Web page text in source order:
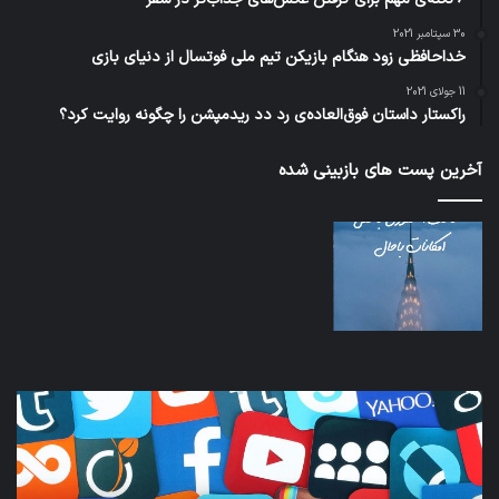
30 سپتامبر 2021
خداحافظی زود هنگام بازیکن تیم ملی فوتسال از دنیای بازی
11 جولای 2021
راکستار داستان فوق‌العاده‌ی رد دد ریدمپشن را چگونه روایت کرد؟
آخرین پست های بازبینی شده
کدام
برنامه‌های
پیام‌رسان
اطلاعات